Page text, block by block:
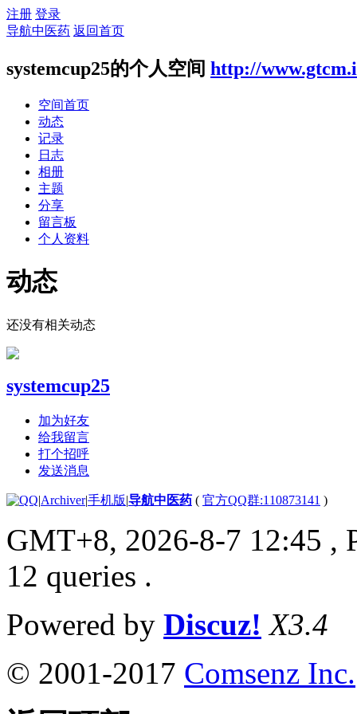
注册 登录
导航中医药 返回首页
systemcup25的个人空间 http://
空间首页
动态
记录
日志
相册
主题
分享
留言板
个人资料
动态
还没有相关动态
systemcup25
加为好友
给我留言
打个招呼
发送消息
|Archiver|手机版|导航中医药 ( 官方QQ群:110873141 )
GMT+8, 2026-8-7 12:45 ,
12 queries .
Powered by Discuz! X3.4
© 2001-2017 Comsenz Inc.